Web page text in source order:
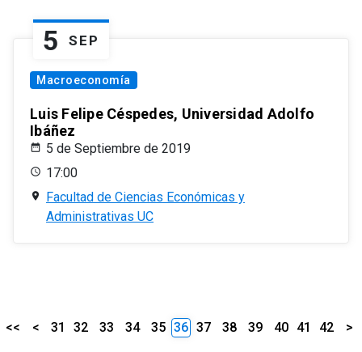
5 SEP
Macroeconomía
Luis Felipe Céspedes, Universidad Adolfo
Ibáñez
5 de Septiembre de 2019
17:00
Facultad de Ciencias Económicas y
Administrativas UC
<< < 31 32 33 34 35 36 37 38 39 40 41 42 >